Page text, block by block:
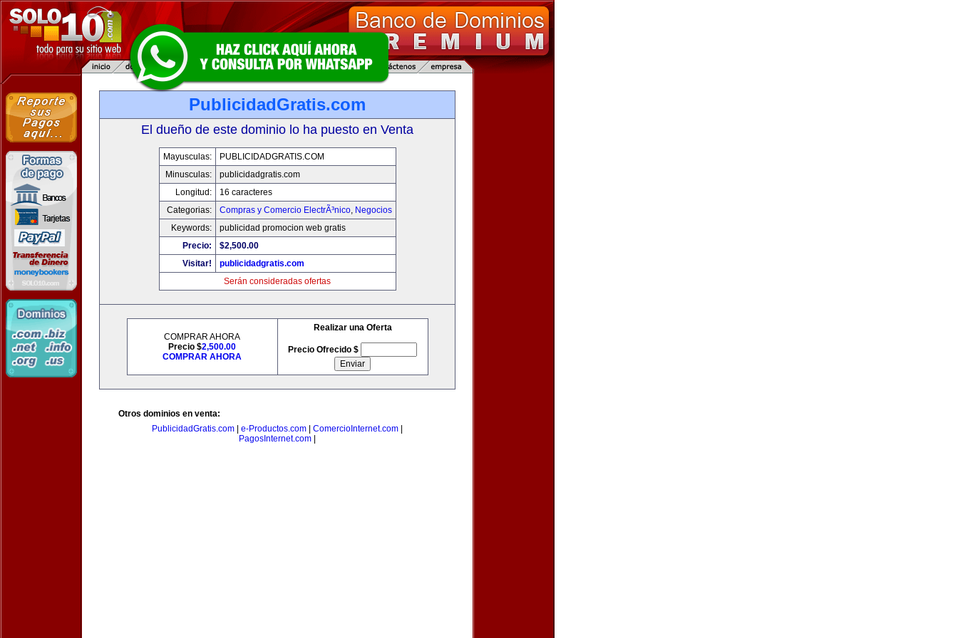
PublicidadGratis.com
El dueño de este dominio lo ha puesto en Venta
Mayusculas:
PUBLICIDADGRATIS.COM
Minusculas:
publicidadgratis.com
Longitud:
16 caracteres
Categorias:
Compras y Comercio ElectrÃ³nico, Negocios
Keywords:
publicidad promocion web gratis
Precio:
$2,500.00
Visitar!
publicidadgratis.com
Serán consideradas ofertas
COMPRAR AHORA
Precio $2,500.00
COMPRAR AHORA
Realizar una Oferta
Precio Ofrecido $
Otros dominios en venta:
PublicidadGratis.com
e-Productos.com ComercioInternet.com
PagosInternet.com